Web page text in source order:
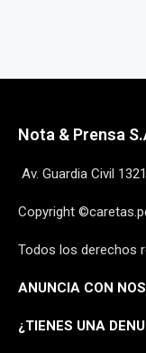
Nota & Prensa
Av. Guardia Civil
Copyright
Todos los derechos
ANUNCIA CON
¿TIENES UNA